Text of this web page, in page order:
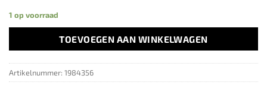
1 op voorraad
TOEVOEGEN AAN WINKELWAGEN
Artikelnummer: 1984356